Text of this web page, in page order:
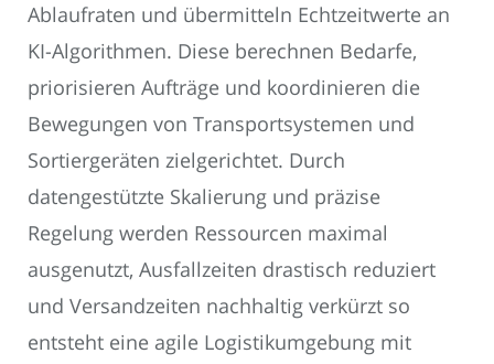
Ablaufraten und übermitteln Echtzeitwerte an
KI-Algorithmen. Diese berechnen Bedarfe,
priorisieren Aufträge und koordinieren die
Bewegungen von Transportsystemen und
Sortiergeräten zielgerichtet. Durch
datengestützte Skalierung und präzise
Regelung werden Ressourcen maximal
ausgenutzt, Ausfallzeiten drastisch reduziert
und Versandzeiten nachhaltig verkürzt so
entsteht eine agile Logistikumgebung mit